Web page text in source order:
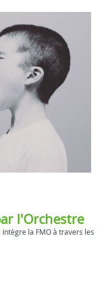
l'Orchestre
la FMO à travers les